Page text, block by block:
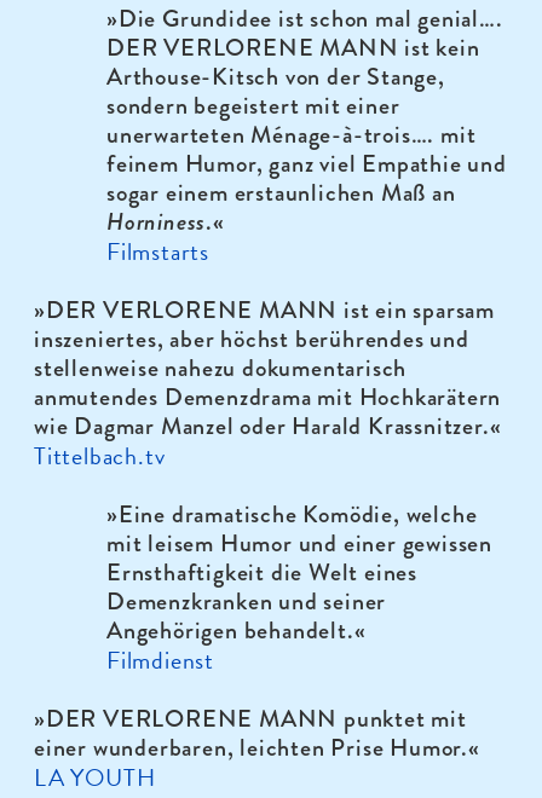
»Die Grundidee ist schon mal genial….
DER VERLORENE MANN ist kein
Arthouse-Kitsch von der Stange,
sondern begeistert mit einer
unerwarteten Ménage-à-trois…. mit
feinem Humor, ganz viel Empathie und
sogar einem erstaunlichen Maß an
Horniness.«
Filmstarts
»DER VERLORENE MANN ist ein sparsam
inszeniertes, aber höchst berührendes und
stellenweise nahezu dokumentarisch
anmutendes Demenzdrama mit Hochkarätern
wie Dagmar Manzel oder Harald Krassnitzer.«
Tittelbach.tv
»Eine dramatische Komödie, welche
mit leisem Humor und einer gewissen
Ernsthaftigkeit die Welt eines
Demenzkranken und seiner
Angehörigen behandelt.«
Filmdienst
»DER VERLORENE MANN punktet mit
einer wunderbaren, leichten Prise Humor.«
LA YOUTH